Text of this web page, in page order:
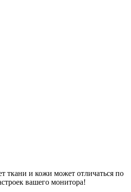
ткани и кожи может отличаться по
вашего монитора!